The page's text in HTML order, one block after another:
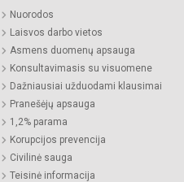
Nuorodos
Laisvos darbo vietos
Asmens duomenų apsauga
Konsultavimasis su visuomene
Dažniausiai užduodami klausimai
Pranešėjų apsauga
1,2% parama
Korupcijos prevencija
Civilinė sauga
Teisinė informacija